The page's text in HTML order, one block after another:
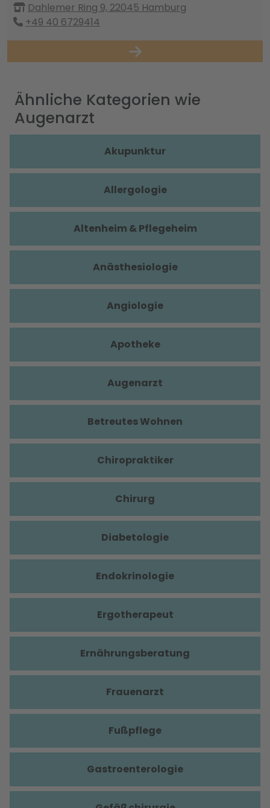
Dahlemer Ring 9, 22045 Hamburg
+49 40 6729414
Ähnliche Kategorien wie
Augenarzt
Akupunktur
Allergologie
Altenheim & Pflegeheim
Anästhesiologie
Angiologie
Apotheke
Augenarzt
Betreutes Wohnen
Chiropraktiker
Chirurg
Diabetologie
Endokrinologie
Ergotherapeut
Ernährungsberatung
Frauenarzt
Fußpflege
Gastroenterologie